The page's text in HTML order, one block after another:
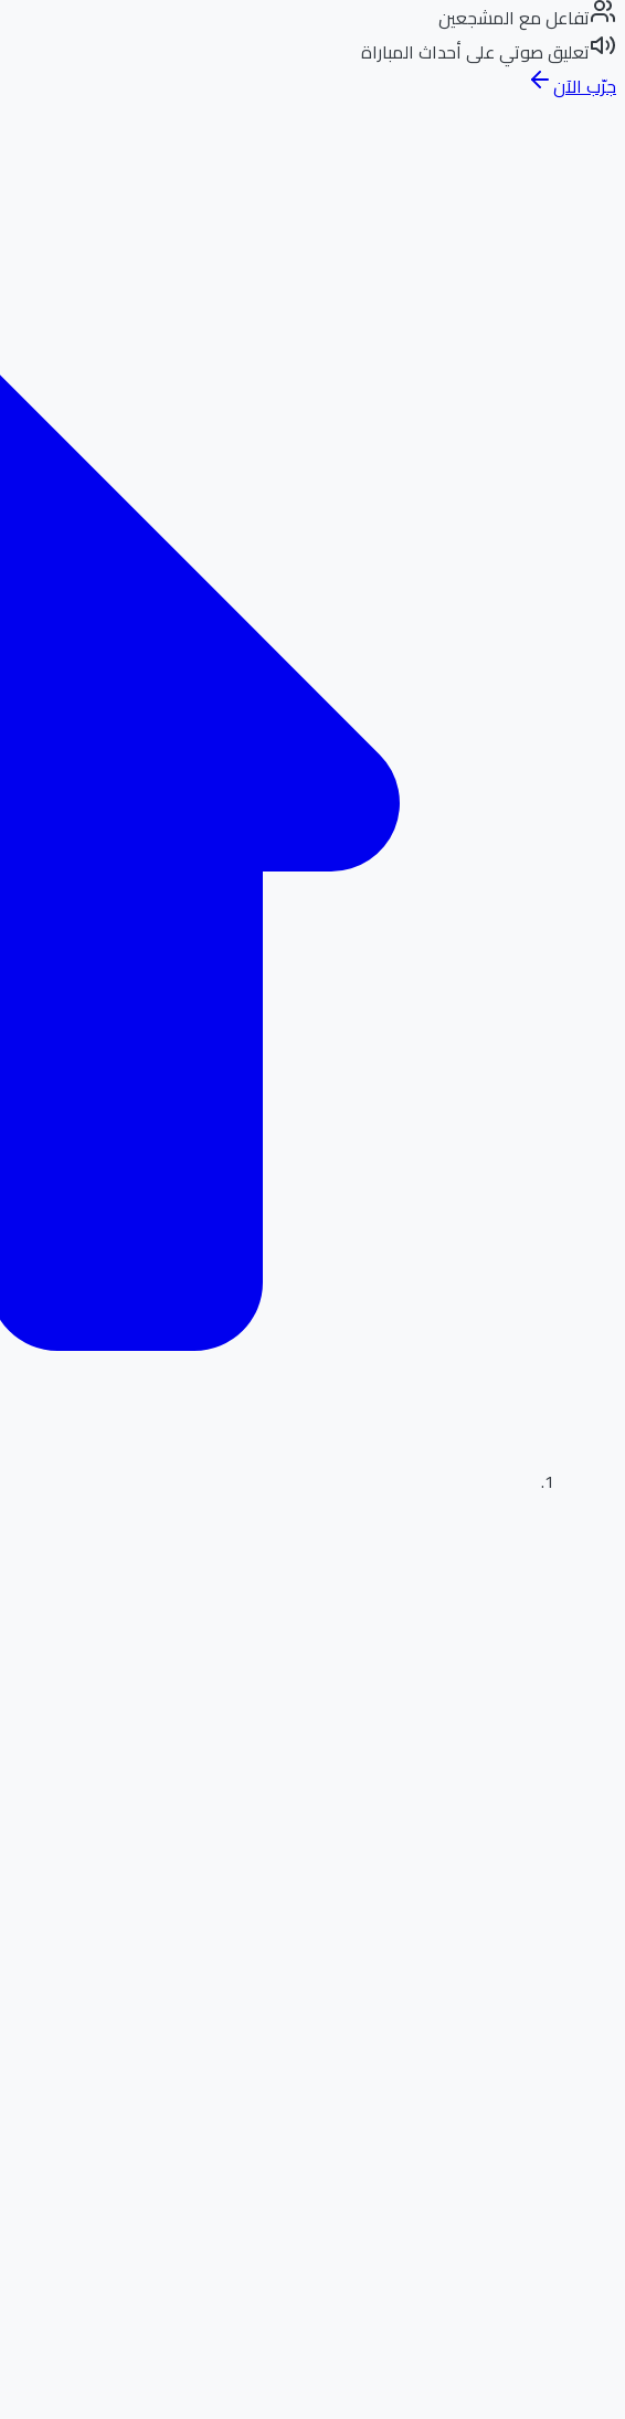
تفاعل مع المشجعين
تعليق صوتي على أحداث المباراة
جرّب الآن